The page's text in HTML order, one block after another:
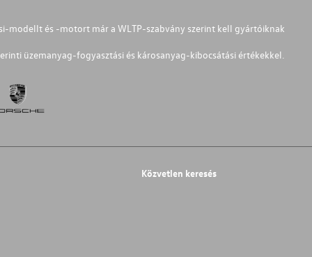
modellt és -motort már a WLTP-szabvány szerint kell gyártóiknak
üzemanyag-fogyasztási és károsanyag-kibocsátási értékekkel.
Közvetlen keresés